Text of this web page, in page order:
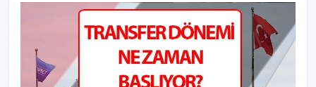
TFF
DUYURUSU
Transfer
dönemi
zaman